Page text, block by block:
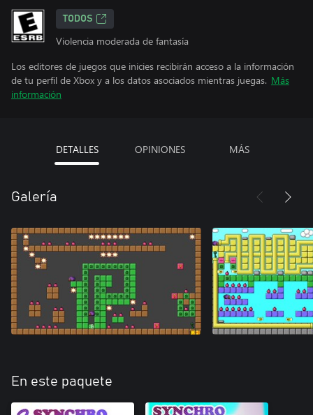
TODOS
Violencia moderada de fantasía
Los editores de juegos que inicies recibirán acceso a la información
de tu perfil de Xbox y a los datos asociados mientras juegas. Más
información
DETALLES OPINIONES MÁS
Galería
En este paquete